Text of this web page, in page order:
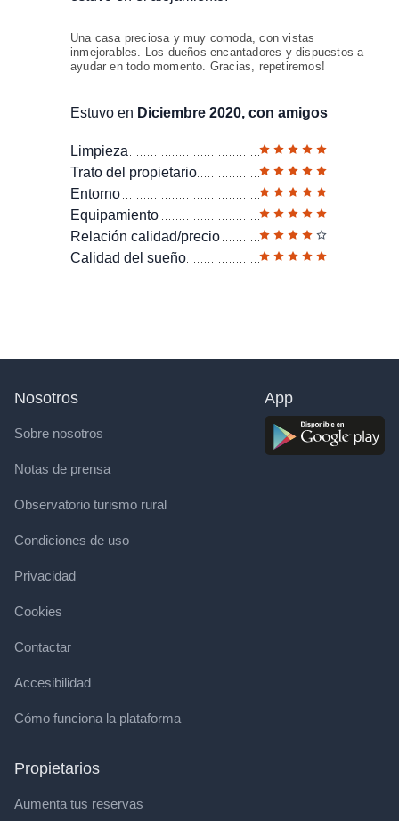
Una casa preciosa y muy comoda, con vistas
inmejorables. Los dueños encantadores y dispuestos a
ayudar en todo momento. Gracias, repetiremos!
Estuvo en Diciembre 2020, con amigos
Limpieza
Trato del propietario
Entorno
Equipamiento
Relación calidad/precio
Calidad del sueño
Nosotros
Sobre nosotros
Notas de prensa
Observatorio turismo rural
Condiciones de uso
Privacidad
Cookies
Contactar
Accesibilidad
Cómo funciona la plataforma
Propietarios
Aumenta tus reservas
App